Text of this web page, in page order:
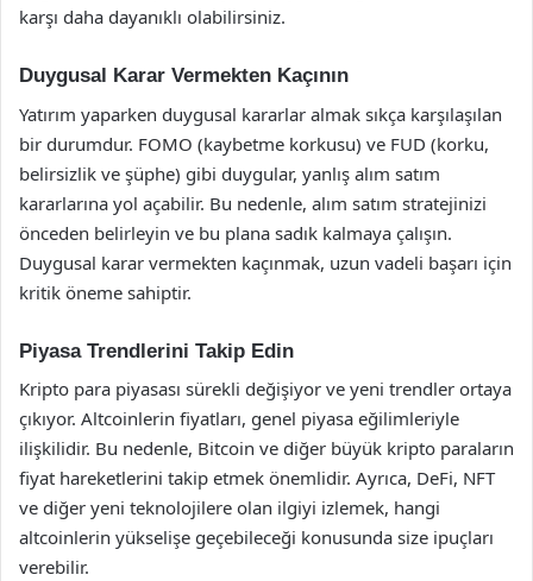
karşı daha dayanıklı olabilirsiniz.
Duygusal Karar Vermekten Kaçının
Yatırım yaparken duygusal kararlar almak sıkça karşılaşılan
bir durumdur. FOMO (kaybetme korkusu) ve FUD (korku,
belirsizlik ve şüphe) gibi duygular, yanlış alım satım
kararlarına yol açabilir. Bu nedenle, alım satım stratejinizi
önceden belirleyin ve bu plana sadık kalmaya çalışın.
Duygusal karar vermekten kaçınmak, uzun vadeli başarı için
kritik öneme sahiptir.
Piyasa Trendlerini Takip Edin
Kripto para piyasası sürekli değişiyor ve yeni trendler ortaya
çıkıyor. Altcoinlerin fiyatları, genel piyasa eğilimleriyle
ilişkilidir. Bu nedenle, Bitcoin ve diğer büyük kripto paraların
fiyat hareketlerini takip etmek önemlidir. Ayrıca, DeFi, NFT
ve diğer yeni teknolojilere olan ilgiyi izlemek, hangi
altcoinlerin yükselişe geçebileceği konusunda size ipuçları
verebilir.